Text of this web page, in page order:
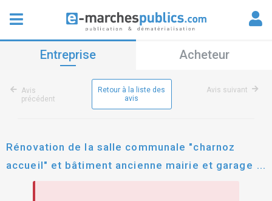
Entreprise Acheteur
Avis
précédent
Retour à la liste des
avis
Avis suivant
Rénovation de la salle communale "charnoz
accueil" et bâtiment ancienne mairie et garage
communal